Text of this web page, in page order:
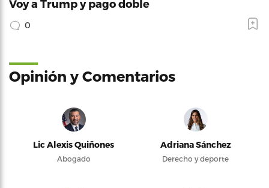
Voy a Trump y pago doble
0
Opinión y Comentarios
Lic Alexis Quiñones
Abogado
Adriana Sánchez
Derecho y deporte